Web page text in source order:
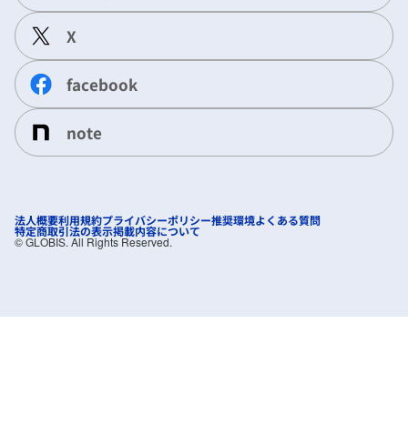
X
facebook
note
法人概要利用規約プライバシーポリシー推奨環境よくある質問
特定商取引法の表示掲載内容について
©︎ GLOBIS. All Rights Reserved.